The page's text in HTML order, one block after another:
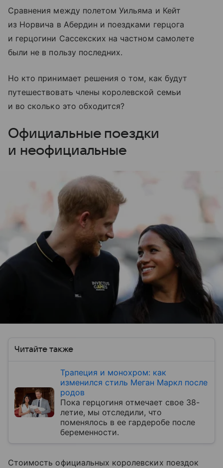
Сравнения между полетом Уильяма и Кейт
из Норвича в Абердин и поездками герцога
и герцогини Сассекских на частном самолете
были не в пользу последних.
Но кто принимает решения о том, как будут
путешествовать члены королевской семьи
и во сколько это обходится?
Официальные поездки
и неофициальные
Читайте также
Трапеция и монохром: как
изменился стиль Меган Маркл после
родов
Пока герцогиня отмечает свое 38-
летие, мы отследили, что
поменялось в ее гардеробе после
беременности.
Стоимость официальных королевских поездок